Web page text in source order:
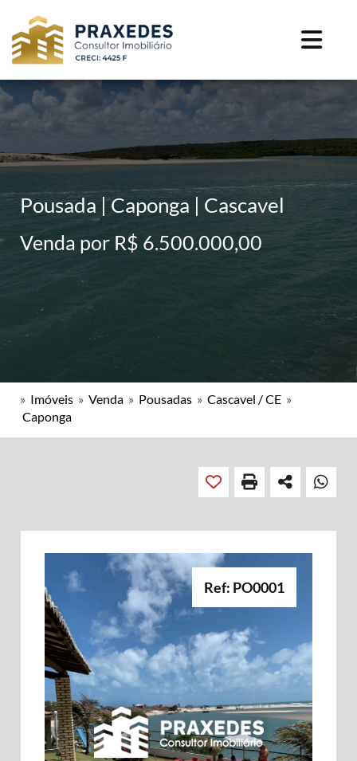
Pousada | Caponga | Cascavel
Venda por R$ 6.500.000,00
» Imóveis » Venda » Pousadas » Cascavel / CE »
Caponga
Ref: PO0001